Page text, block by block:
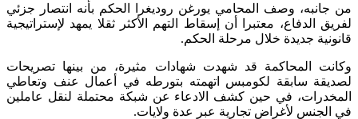
من جانبه، وصف المحامي يورغن روديغرا الحكم بأنه انتصار جزئي
لفريق الدفاع، معتبرا أن إسقاط التهم الأكثر ثقلا يمهد لإستراتيجية
قانونية جديدة خلال مرحلة الحكم.
وكانت المحاكمة قد شهدت شهادات مثيرة، من بينها تصريحات
لصديقة سابقة لكومبس اتهمته بتورطه في أعمال عنف وتعاطي
المخدرات، في حين كشف الادعاء عن شبكة محتملة لنقل عاملين
في الجنس لأغراض تجارية عبر عدة ولايات.